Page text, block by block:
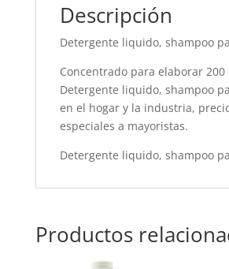
Descripción
Detergente liquido, shampoo
Concentrado para elaborar
Detergente liquido, shampoo
en el hogar y la industria,
especiales a mayoristas.
Detergente liquido, shampoo
Productos